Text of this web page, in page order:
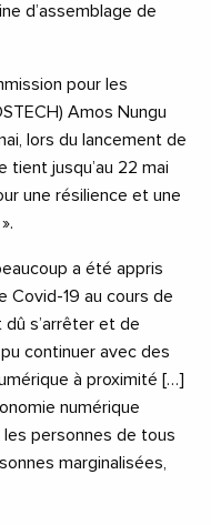
d’assemblage de
pour les
Amos Nungu
lors du lancement de
tient jusqu’au 22 mai
une résilience et une
a été appris
Covid-19 au cours de
s’arrêter et de
continuer avec des
à proximité […]
numérique
personnes de tous
marginalisées,